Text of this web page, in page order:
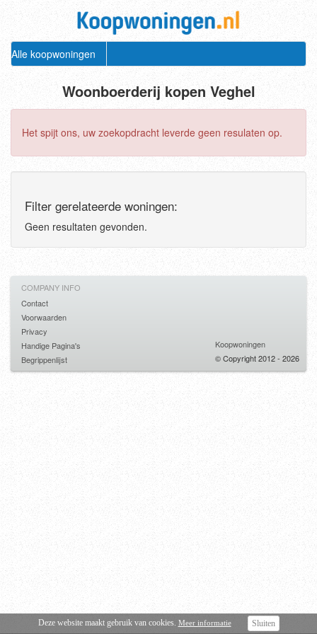
Alle koopwoningen
Woonboerderij kopen Veghel
Het spijt ons, uw zoekopdracht leverde geen resulaten op.
Filter gerelateerde woningen:
Geen resultaten gevonden.
Deze website maakt gebruik van cookies. Meer informatie Sluiten
COMPANY INFO
Contact
Voorwaarden
Privacy
Handige Pagina's
Begrippenlijst
Koopwoningen
© Copyright 2012 - 2026